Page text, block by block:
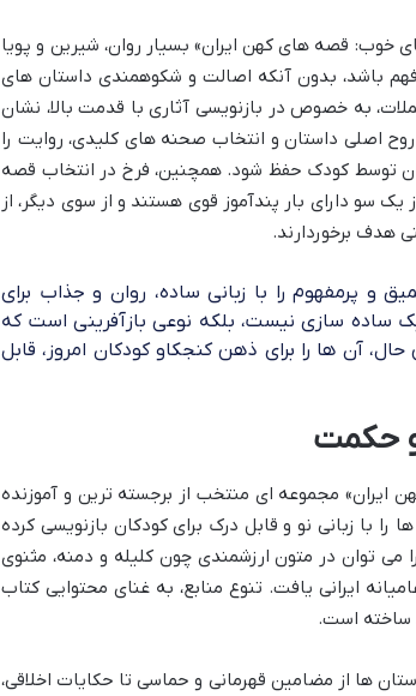
قصه های کهن ایران» بسیار روان، شیرین و پویا
فهم باشد، بدون آنکه اصالت و شکوهمندی داستان های
به خصوص در بازنویسی آثاری با قدمت بالا، نشان
اصلی داستان و انتخاب صحنه های کلیدی، روایت را
توسط کودک حفظ شود. همچنین، فرخ در انتخاب قصه
سو دارای بار پندآموز قوی هستند و از سوی دیگر، از
هدف برخوردارند.
پرمفهوم را با زبانی ساده، روان و جذاب برای
ساده سازی نیست، بلکه نوعی بازآفرینی است که
آن ها را برای ذهن کنجکاو کودکان امروز، قابل
و حکمت
مجموعه ای منتخب از برجسته ترین و آموزنده
با زبانی نو و قابل درک برای کودکان بازنویسی کرده
توان در متون ارزشمندی چون کلیله و دمنه، مثنوی
ایرانی یافت. تنوع منابع، به غنای محتوایی کتاب
ساخته است.
ها از مضامین قهرمانی و حماسی تا حکایات اخلاقی،